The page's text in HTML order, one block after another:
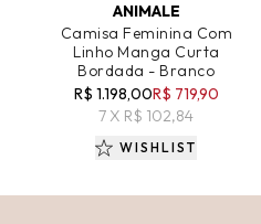
ANIMALE
Camisa Feminina Com
Linho Manga Curta
Bordada - Branco
R$ 1.198,00R$ 719,90
7 X R$ 102,84
WISHLIST